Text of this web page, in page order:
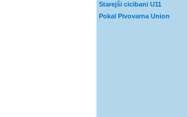
Starejši cicibani U11
Pokal Pivovarna Union